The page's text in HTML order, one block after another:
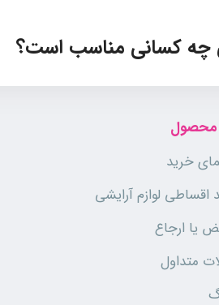
چه کسانی مناسب است؟
و به دنبال راهکاری مؤثر برای
محصول
خرید
اقساطی لوازم آرایشی
یا ارجاع
متداول